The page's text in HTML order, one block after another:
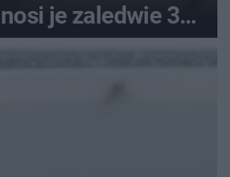
je zaledwie 3
kobiety